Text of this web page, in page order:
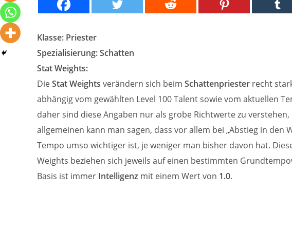
Klasse: Priester
Spezialisierung: Schatten
Stat Weights:
DieStat Weights verändern sich beim Schattenpriester recht
abhängig vom gewählten Level 100 Talent sowie vom aktuellen
daher sind diese Angaben nur als grobe Richtwerte zu verstehen,
allgemeinen kann man sagen, dass vor allem bei „Abstieg in den
Tempo umso wichtiger ist, je weniger man bisher davon hat.
Weights beziehen sich jeweils auf einen bestimmten
Basis ist immer Intelligenz mit einem Wert von 1.0.